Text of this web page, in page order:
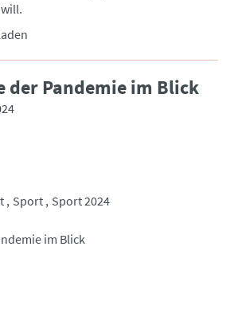
der Pandemie im Blick
Sport Sport 2024
im Blick